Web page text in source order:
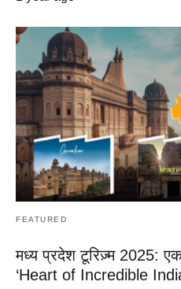
FEATURED
मध्य प्रदेश टूरिज़्म 2025:
‘Heart of Incredible